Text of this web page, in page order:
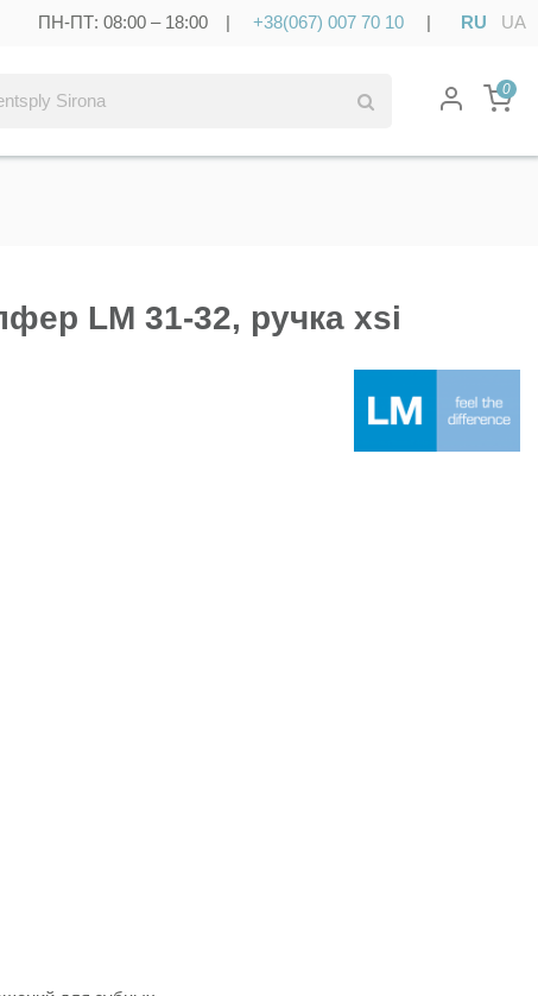
ПН-ПТ: 08:00 – 18:00 | +38(067) 007 70 10 | RU UA
0
LM 31-32, ручка xsi